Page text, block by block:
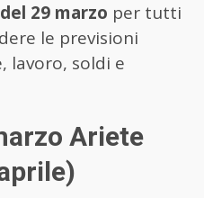
29 marzo per tutti
le previsioni
lavoro, soldi e
Ariete